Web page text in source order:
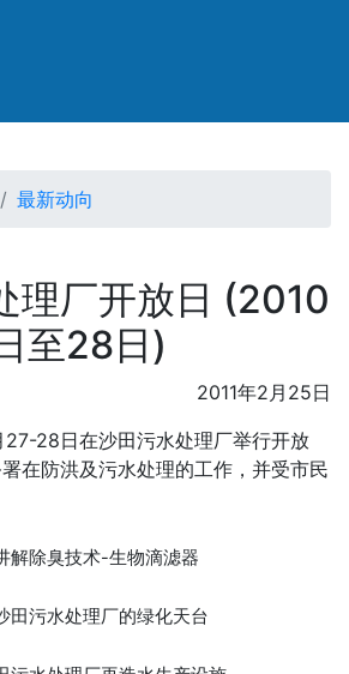
最新动向
理厂开放日 (2010
至28日)
2011年2月25日
27-28日在沙田污水处理厂举行开放
在防洪及污水处理的工作，并受市民